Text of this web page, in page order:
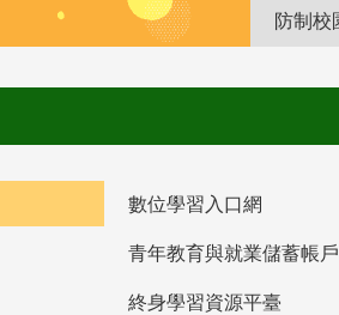
數位學習入口網
青年教育與就業儲蓄帳戶
終身學習資源平臺